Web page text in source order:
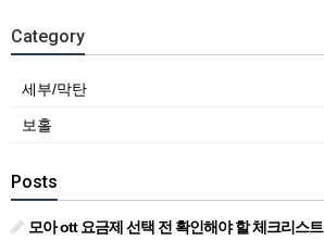
Category
세부/막탄
보홀
Posts
모아 ott 요금제 선택 전 확인해야 할 체크리스트